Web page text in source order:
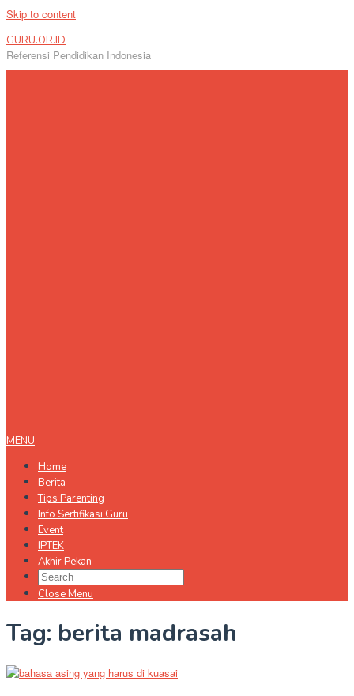
Skip to content
GURU.OR.ID
Referensi Pendidikan Indonesia
MENU
Home
Berita
Tips Parenting
Info Sertifikasi Guru
Event
IPTEK
Akhir Pekan
Close Menu
Tag: berita madrasah